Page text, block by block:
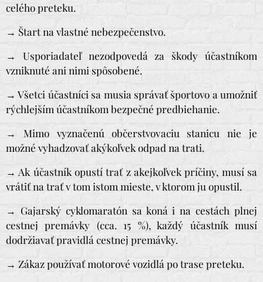
celého preteku.
→ Štart na vlastné nebezpečenstvo.
→ Usporiadateľ nezodpovedá za škody účastníkom
vzniknuté ani nimi spôsobené.
→ Všetci účastníci sa musia správať športovo a umožniť
rýchlejším účastníkom bezpečné predbiehanie.
→ Mimo vyznačenú občerstvovaciu stanicu nie je
možné vyhadzovať akýkoľvek odpad na trati.
→ Ak účastník opustí trať z akejkoľvek príčiny, musí sa
vrátiť na trať v tom istom mieste, v ktorom ju opustil.
→ Gajarský cyklomaratón sa koná i na cestách plnej
cestnej premávky (cca. 15 %), každý účastník musí
dodržiavať pravidlá cestnej premávky.
→ Zákaz používať motorové vozidlá po trase preteku.